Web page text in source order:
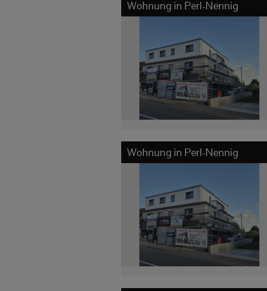
Wohnung in Perl-Nennig
Wohnung in Perl-Nennig